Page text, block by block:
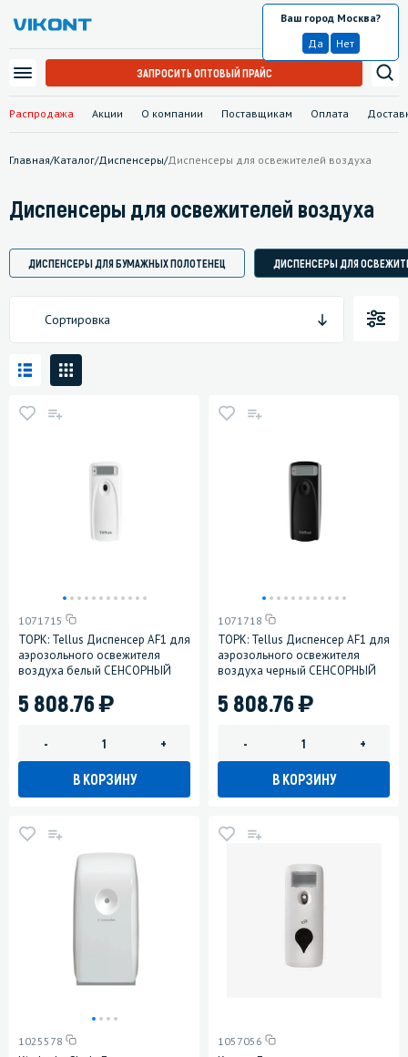
Распродажа Акции О компании Поставщикам Оплата
Москва
Ваш город Москва?
Да
Нет
ЗАПРОСИТЬ ОПТОВЫЙ ПРАЙС
Главная/Каталог/Диспенсеры/Диспенсеры для освежителей воздуха
Диспенсеры для освежителей воздуха
ДИСПЕНСЕРЫ ДЛЯ БУМАЖНЫХ ПОЛОТЕНЕЦ ДИСПЕНСЕРЫ ДЛЯ
Сортировка
1071715
ТОРК: Tellus Диспенсер AF1 для
аэрозольного освежителя
воздуха белый СЕНСОРНЫЙ
5 808.76)
- +
В КОРЗИНУ
1071718
ТОРК: Tellus Диспенсер AF1 для
аэрозольного освежителя
воздуха черный СЕНСОРНЫЙ
5 808.76)
- +
В КОРЗИНУ
1025578 1057056